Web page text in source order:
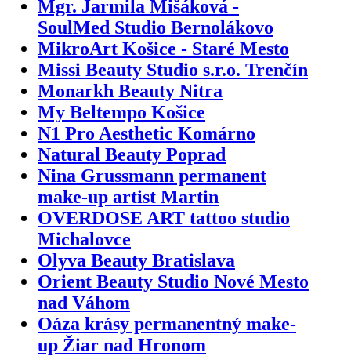
Mgr. Jarmila Mišáková -
SoulMed Studio Bernolákovo
MikroArt Košice - Staré Mesto
Missi Beauty Studio s.r.o. Trenčín
Monarkh Beauty Nitra
My Beltempo Košice
N1 Pro Aesthetic Komárno
Natural Beauty Poprad
Nina Grussmann permanent
make-up artist Martin
OVERDOSE ART tattoo studio
Michalovce
Olyva Beauty Bratislava
Orient Beauty Studio Nové Mesto
nad Váhom
Oáza krásy permanentný make-
up Žiar nad Hronom